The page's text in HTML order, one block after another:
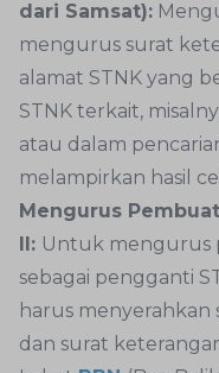
dari Samsat):
mengurus surat
alamat STNK yang
STNK terkait,
atau dalam
melampirkan hasil
Mengurus
II: Untuk mengurus
sebagai pengganti
harus
dan surat